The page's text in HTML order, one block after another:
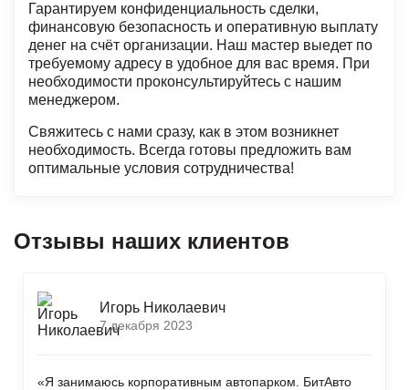
Гарантируем конфиденциальность сделки,
финансовую безопасность и оперативную выплату
денег на счёт организации. Наш мастер выедет по
требуемому адресу в удобное для вас время. При
необходимости проконсультируйтесь с нашим
менеджером.
Свяжитесь с нами сразу, как в этом возникнет
необходимость. Всегда готовы предложить вам
оптимальные условия сотрудничества!
Отзывы наших клиентов
Игорь Николаевич
7 декабря 2023
«Я занимаюсь корпоративным автопарком. БитАвто